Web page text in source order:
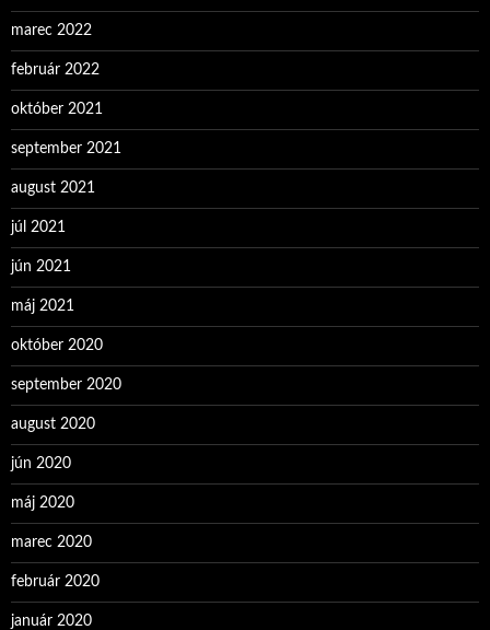
marec 2022
február 2022
október 2021
september 2021
august 2021
júl 2021
jún 2021
máj 2021
október 2020
september 2020
august 2020
jún 2020
máj 2020
marec 2020
február 2020
január 2020